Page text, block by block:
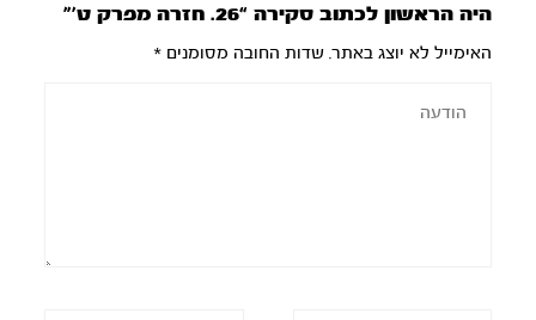
היה הראשון לכתוב סקירה “26. חזרה מפרק ט’”
האימייל לא יוצג באתר. שדות החובה מסומנים*